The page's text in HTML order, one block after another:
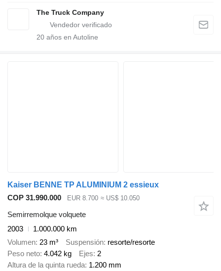
The Truck Company
20 años en Autoline
Kaiser BENNE TP ALUMINIUM 2 essieux
COP 31.990.000
EUR 8.700 ≈ US$ 10.050
Semirremolque volquete
2003
1.000.000 km
Volumen 23 m³ Suspensión resorte/resorte
Peso neto 4.042 kg Ejes 2
Altura de la quinta rueda 1.200 mm